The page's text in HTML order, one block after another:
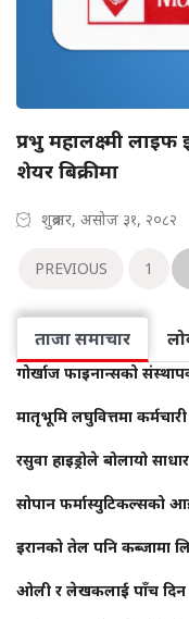
प्रभु महालक्ष्मी
शेयर बिक्रीमा
शुक्रबार, असोज ३१, २०८२
PREVIOUS 1
ताजा समाचार
गोर्खाज फाइनान्सको
मातृभूमि लघुवित्तमा
रसुवा हाइड्रोले बोलायो
सोपान फर्मास्युटिकल्सको
इरानको तेल पनि कब्जामा
ओली र लेखकलाई पाँच दिन